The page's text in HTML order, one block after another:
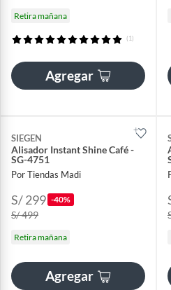
Retira mañana
(1)
Agregar
SIEGEN
Alisador Instant Shine Café -
SG-4751
Por Tiendas Madi
S/ 299 -40%
S/ 499
Retira mañana
Agregar